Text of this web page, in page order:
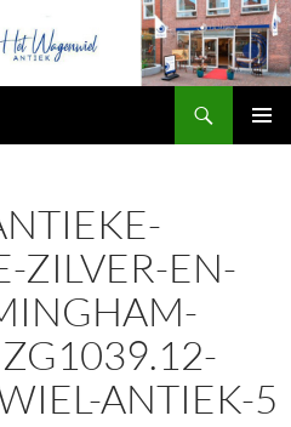
ZILVER-EN-
ANTIEK-5